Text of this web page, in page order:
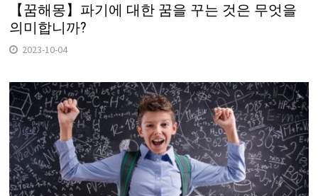
【꿈해몽】파기에 대한 꿈을 꾸는 것은 무엇을
의미합니까?
2023-10-04